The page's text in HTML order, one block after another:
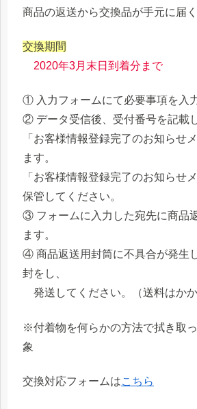
商品の返送から交換品が手元に届
交換期間
2020年3月末日到着分まで
① 入力フォームにて必要事項を入
② データ受信後、受付番号を記載
「お客様情報登録完了のお知らせ
ます。
「お客様情報登録完了のお知らせ
保管してください。
③ フォームに入力した宛先に商品
ます。
④ 商品返送用封筒に不具合が発生
封をし、
発送してください。（送料はかか
※付着物を何らかの方法で拭き取
象
交換対応フォームはこちら